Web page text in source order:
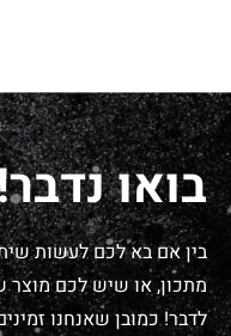
בואו
בין אם בא לכם לעשות
מתכון, או שיש לכם
לדבר! כמובן שאנחנו